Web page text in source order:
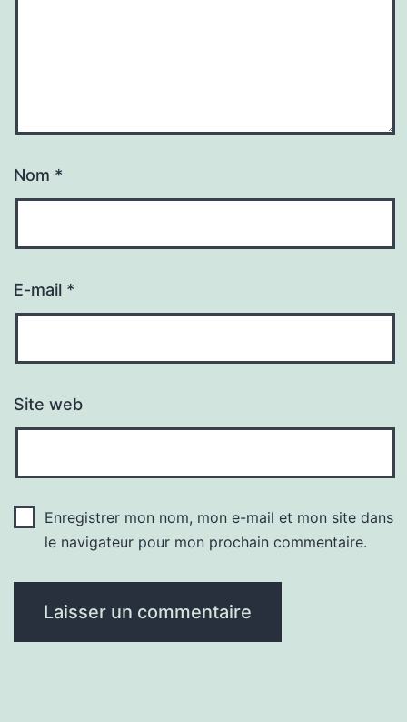
Nom *
E-mail *
Site web
Enregistrer mon nom, mon e-mail et mon site dans
le navigateur pour mon prochain commentaire.